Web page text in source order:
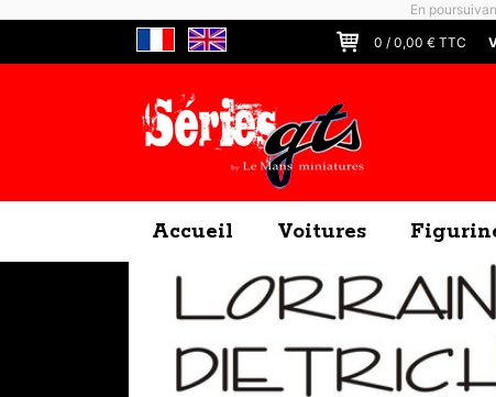
En
0 / 0,00 € TTC
Accueil Voitures